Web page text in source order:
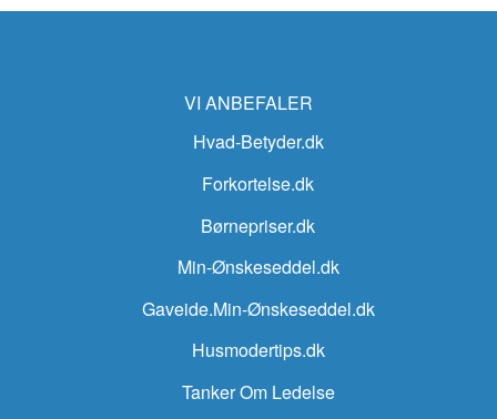
VI ANBEFALER
Hvad-Betyder.dk
Forkortelse.dk
Børnepriser.dk
Min-Ønskeseddel.dk
Gaveide.Min-Ønskeseddel.dk
Husmodertips.dk
Tanker Om Ledelse